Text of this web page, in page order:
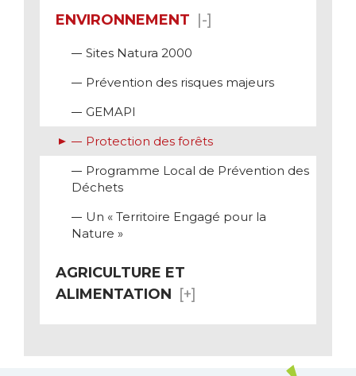
ENVIRONNEMENT
Sites Natura 2000
Prévention des risques majeurs
GEMAPI
Protection des forêts
Programme Local de Prévention des
Déchets
Un « Territoire Engagé pour la
Nature »
AGRICULTURE ET
ALIMENTATION